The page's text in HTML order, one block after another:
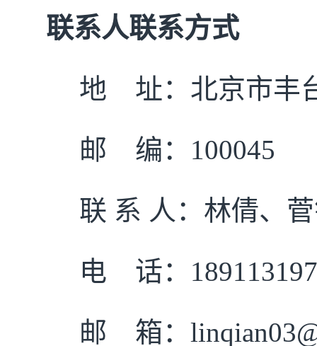
联系人联系方式
地 址：北京市丰
邮 编：100045
联 系 人：林倩、
电 话：
邮 箱：